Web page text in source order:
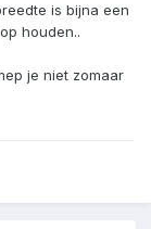
is bijna een
houden..
je niet zomaar